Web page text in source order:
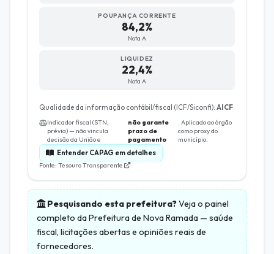
POUPANÇA CORRENTE
84,2%
Nota A
LIQUIDEZ
22,4%
Nota A
Qualidade da informação contábil/fiscal (ICF/Siconfi): AICF
Indicador fiscal (STN,
prévia) — não vincula
decisão da União e
não garante
prazo de
pagamento
. Aplicado ao órgão
como proxy do
município.
Entender CAPAG em detalhes
Fonte: Tesouro Transparente
Pesquisando esta prefeitura?Veja o painel
completo daPrefeitura de Nova Ramada — saúde
fiscal, licitações abertas e opiniões reais de
fornecedores.